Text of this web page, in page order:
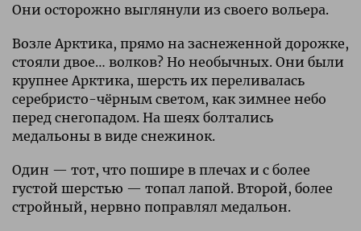
Они осторожно выглянули из своего вольера.
Возле Арктика, прямо на заснеженной дорожке,
стояли двое… волков? Но необычных. Они были
крупнее Арктика, шерсть их переливалась
серебристо-чёрным светом, как зимнее небо
перед снегопадом. На шеях болтались
медальоны в виде снежинок.
Один — тот, что пошире в плечах и с более
густой шерстью — топал лапой. Второй, более
стройный, нервно поправлял медальон.